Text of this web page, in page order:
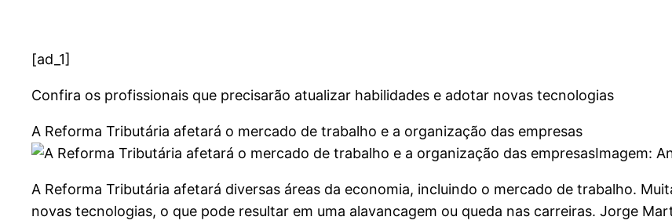
[ad_1]
Confira os profissionais que precisarão atualizar habilidades e adotar novas tecnologias
A Reforma Tributária afetará o mercado de trabalho e a organização das empresas
Imagem:
A Reforma Tributária afetará diversas áreas da economia, incluindo o mercado de trabalho.
novas tecnologias, o que pode resultar em uma alavancagem ou queda nas carreiras. Jorge